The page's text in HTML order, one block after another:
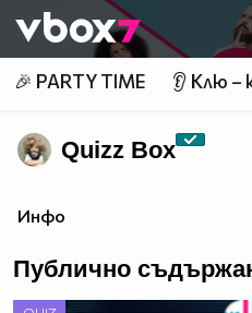
👾
🎉 PARTY TIME 👂 Клю –
Quizz Box
Инфо
Публично